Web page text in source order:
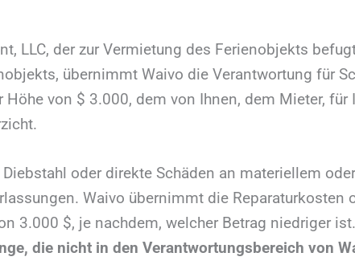
LLC, der zur Vermietung des Ferienobjekts
übernimmt Waivo die Verantwortung für
von $ 3.000, dem von Ihnen, dem Mieter,
oder direkte Schäden an materiellem
Waivo übernimmt die
3.000 $, je nachdem, welcher Betrag niedriger ist.
die nicht in den Verantwortungsbereich von